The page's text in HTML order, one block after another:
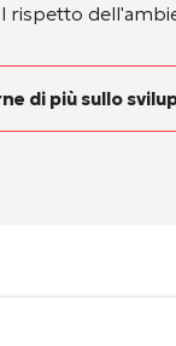
rispetto
di più sullo